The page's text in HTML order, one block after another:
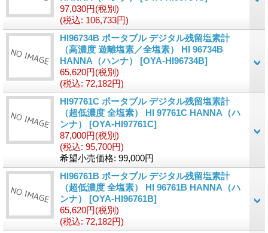
97,030円(税別)
(税込: 106,733円)
HI96734B ポータブル デジタル残留塩素計
（高濃度 遊離塩素／全塩素） HI 96734B
HANNA（ハンナ） [OYA-HI96734B]
65,620円(税別)
(税込: 72,182円)
HI97761C ポータブル デジタル残留塩素計
（超低濃度 全塩素） HI 97761C HANNA（ハ
ンナ） [OYA-HI97761C]
87,000円(税別)
(税込: 95,700円)
希望小売価格: 99,000円
HI96761B ポータブル デジタル残留塩素計
（超低濃度 全塩素） HI 96761B HANNA（ハ
ンナ） [OYA-HI96761B]
65,620円(税別)
(税込: 72,182円)